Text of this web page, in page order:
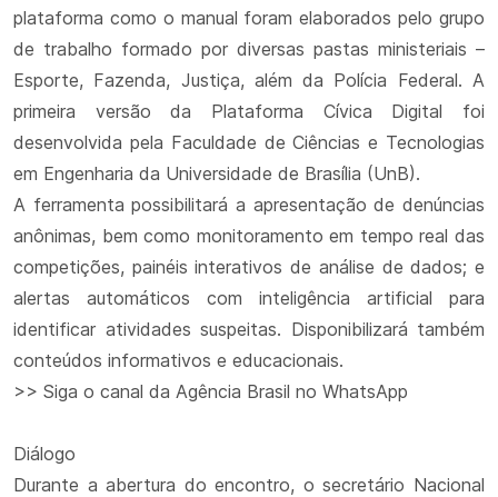
plataforma como o manual foram elaborados pelo grupo
de trabalho formado por diversas pastas ministeriais –
Esporte, Fazenda, Justiça, além da Polícia Federal. A
primeira versão da Plataforma Cívica Digital foi
desenvolvida pela Faculdade de Ciências e Tecnologias
em Engenharia da Universidade de Brasília (UnB).
A ferramenta possibilitará a apresentação de denúncias
anônimas, bem como monitoramento em tempo real das
competições, painéis interativos de análise de dados; e
alertas automáticos com inteligência artificial para
identificar atividades suspeitas. Disponibilizará também
conteúdos informativos e educacionais.
>> Siga o canal da Agência Brasil no WhatsApp
Diálogo
Durante a abertura do encontro, o secretário Nacional